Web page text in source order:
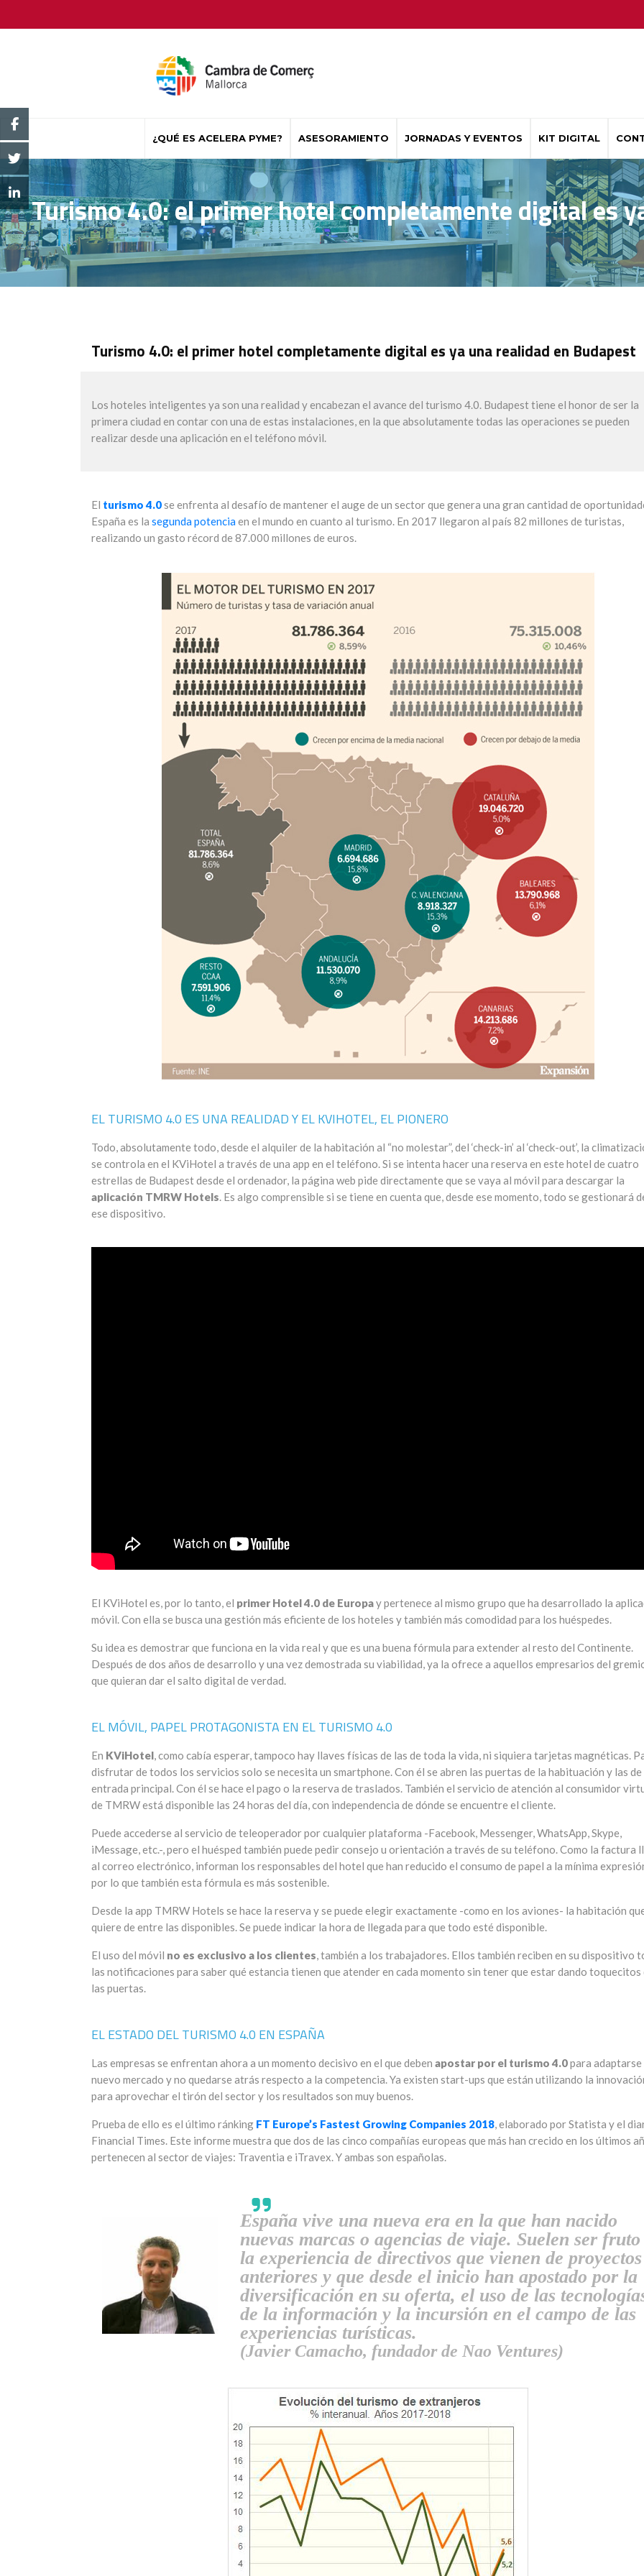
¿QUÉ ES ACELERA PYME? ASESORAMIENTO JORNADAS Y EVENTOS KIT DIGITAL
Turismo 4.0: el primer hotel completamente digital es
Turismo 4.0: el primer hotel completamente digital es ya una realidad en Budapest
Los hoteles inteligentes ya son una realidad y encabezan el avance del turismo 4.0. Budapest tiene el honor de ser la
primera ciudad en contar con una de estas instalaciones, en la que absolutamente todas las operaciones se pueden
realizar desde una aplicación en el teléfono móvil.
El turismo 4.0se enfrenta al desafío de mantener el auge de un sector que genera una gran cantidad de
España es la segunda potenciaen el mundo en cuanto al turismo. En 2017 llegaron al país 82 millones de turistas,
realizando un gasto récord de 87.000 millones de euros.
EL TURISMO 4.0 ES UNA REALIDAD Y EL KVIHOTEL, EL PIONERO
Todo, absolutamente todo, desde el alquiler de la habitación al “no molestar”, del ‘check-in’ al ‘check-out’, la
se controla en el KViHotel a través de una app en el teléfono. Si se intenta hacer una reserva en este hotel de cuatro
estrellas de Budapest desde el ordenador, la página web pide directamente que se vaya al móvil para descargar la
aplicación TMRW Hotels. Es algo comprensible si se tiene en cuenta que, desde ese momento, todo se gestionará
ese dispositivo.
El KViHotel es, por lo tanto, el primer Hotel 4.0 de Europay pertenece al mismo grupo que ha desarrollado la
móvil. Con ella se busca una gestión más eficiente de los hoteles y también más comodidad para los huéspedes.
Su idea es demostrar que funciona en la vida real y que es una buena fórmula para extender al resto del Continente.
Después de dos años de desarrollo y una vez demostrada su viabilidad, ya la ofrece a aquellos empresarios del
que quieran dar el salto digital de verdad.
EL MÓVIL, PAPEL PROTAGONISTA EN EL TURISMO 4.0
En KViHotel, como cabía esperar, tampoco hay llaves físicas de las de toda la vida, ni siquiera tarjetas magnéticas.
disfrutar de todos los servicios solo se necesita un smartphone. Con él se abren las puertas de la habituación y las de
entrada principal. Con él se hace el pago o la reserva de traslados. También el servicio de atención al consumidor
de TMRW está disponible las 24 horas del día, con independencia de dónde se encuentre el cliente.
Puede accederse al servicio de teleoperador por cualquier plataforma -Facebook, Messenger, WhatsApp, Skype,
iMessage, etc.-, pero el huésped también puede pedir consejo u orientación a través de su teléfono. Como la factura
al correo electrónico, informan los responsables del hotel que han reducido el consumo de papel a la mínima
por lo que también esta fórmula es más sostenible.
Desde la app TMRW Hotels se hace la reserva y se puede elegir exactamente -como en los aviones- la habitación
quiere de entre las disponibles. Se puede indicar la hora de llegada para que todo esté disponible.
El uso del móvil no es exclusivo a los clientes, también a los trabajadores. Ellos también reciben en su dispositivo
las notificaciones para saber qué estancia tienen que atender en cada momento sin tener que estar dando toquecitos
las puertas.
EL ESTADO DEL TURISMO 4.0 EN ESPAÑA
Las empresas se enfrentan ahora a un momento decisivo en el que deben apostar por el turismo 4.0para adaptarse
nuevo mercado y no quedarse atrás respecto a la competencia. Ya existen start-ups que están utilizando la
para aprovechar el tirón del sector y los resultados son muy buenos.
Prueba de ello es el último ránking FT Europe’s Fastest Growing Companies 2018, elaborado por Statista y el
Financial Times. Este informe muestra que dos de las cinco compañías europeas que más han crecido en los últimos
pertenecen al sector de viajes: Traventia e iTravex. Y ambas son españolas.
España vive una nueva era en la que han nacido
nuevas marcas o agencias de viaje. Suelen ser fruto
la experiencia de directivos que vienen de proyectos
anteriores y que desde el inicio han apostado por la
diversificación en su oferta, el uso de las
de la información y la incursión en el campo de las
experiencias turísticas.
(Javier Camacho, fundador de Nao Ventures)